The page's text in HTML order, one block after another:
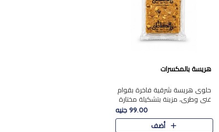
هريسة بالمكسرات
حلوى هريسة شرقية فاخرة بقوام
غني وطري، مزينة بتشكيلة مختارة
من المكسرات الفاخرة التي تضيف
قرمشة مميزة ونكهة غنية في كل
قطعة. تجمع بين المذاق..
99.00 جنيه
أضف